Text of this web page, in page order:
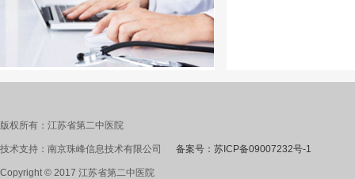
版权所有：江苏省第二中医院
技术支持：南京珠峰信息技术有限公司 备案号：苏ICP备09007232号-1
Copyright © 2017 江苏省第二中医院